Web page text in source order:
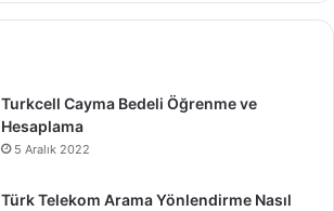
Turkcell Cayma Bedeli Öğrenme ve
Hesaplama
5 Aralık 2022
Türk Telekom Arama Yönlendirme Nasıl